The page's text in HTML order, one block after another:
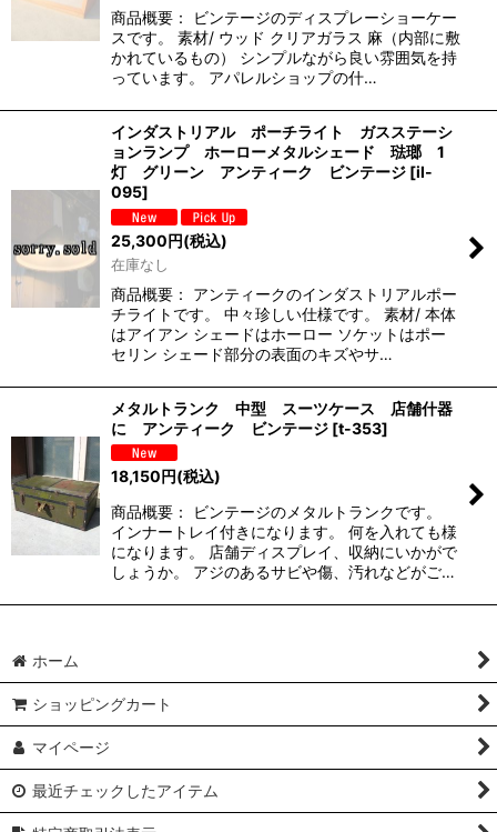
商品概要： ビンテージのディスプレーショーケー
スです。 素材/ ウッド クリアガラス 麻（内部に敷
かれているもの） シンプルながら良い雰囲気を持
っています。 アパレルショップの什…
インダストリアル ポーチライト ガスステーシ
ョンランプ ホーローメタルシェード 琺瑯 1
灯 グリーン アンティーク ビンテージ [il-
095]
25,300円(税込)
在庫なし
商品概要： アンティークのインダストリアルポー
チライトです。 中々珍しい仕様です。 素材/ 本体
はアイアン シェードはホーロー ソケットはポー
セリン シェード部分の表面のキズやサ…
メタルトランク 中型 スーツケース 店舗什器
に アンティーク ビンテージ [t-353]
18,150円(税込)
商品概要： ビンテージのメタルトランクです。
インナートレイ付きになります。 何を入れても様
になります。 店舗ディスプレイ、収納にいかがで
しょうか。 アジのあるサビや傷、汚れなどがご…
ホーム
ショッピングカート
マイページ
最近チェックしたアイテム